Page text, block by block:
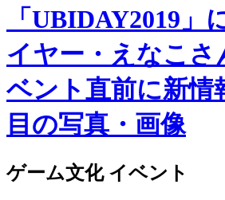
「UBIDAY2019」
イヤー・えなこさ
ベント直前に新情
目の写真・画像
ゲーム文化 イベント